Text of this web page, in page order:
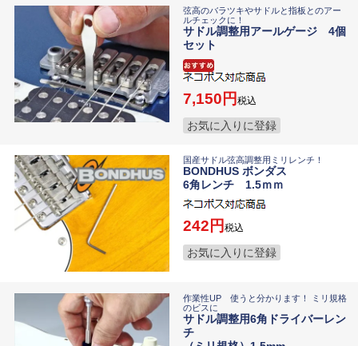
弦高のバラツキやサドルと指板とのアー
ルチェックに！
サドル調整用アールゲージ 4個
セット
7,150 税込
お気に入りに登録
国産サドル弦高調整用ミリレンチ！
BONDHUS ボンダス
6角レンチ 1.5ｍｍ
242 税込
お気に入りに登録
作業性UP 使うと分かります！ ミリ規格
のビスに
サドル調整用6角ドライバーレン
チ